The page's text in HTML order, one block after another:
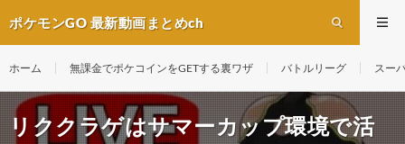
ポケモンGO 最新動画まとめch
ホーム 無課金でポケコインをGETする裏ワザ バトルリーグ スー
リククラゲはサマーカップ環境で活